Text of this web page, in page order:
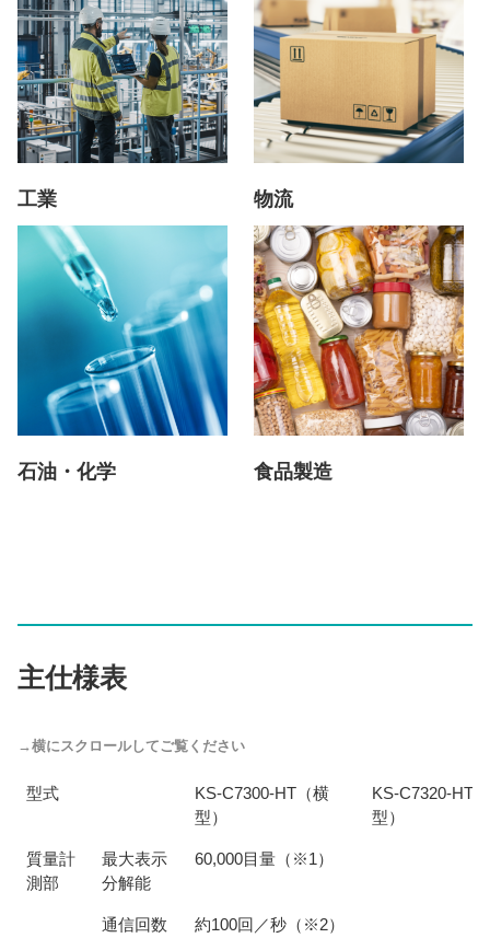
工業 物流
石油・化学 食品製造
主仕様表
型式
KS-C7300-HT（横
型）
KS-C7320-HT
型）
質量計
測部
最大表示
分解能
60,000目量（※1）
通信回数
約100回／秒（※2）